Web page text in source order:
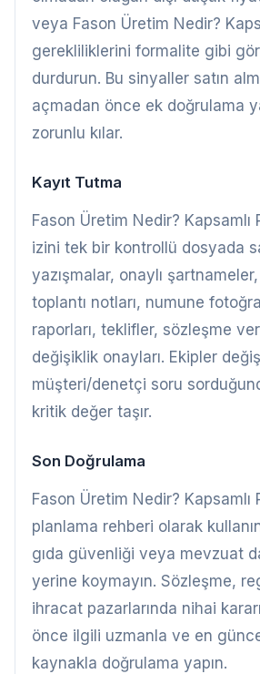
veya Fason Üretim Nedir?
gerekliliklerini formalite gibi
durdurun. Bu sinyaller satın
açmadan önce ek doğrulama
zorunlu kılar.
Kayıt Tutma
Fason Üretim Nedir? Kapsamlı
izini tek bir kontrollü dosyada
yazışmalar, onaylı
toplantı notları, numune
raporları, teklifler, sözleşme
değişiklik onayları. Ekipler
müşteri/denetçi soru
kritik değer taşır.
Son Doğrulama
Fason Üretim Nedir? Kapsamlı
planlama rehberi olarak
gıda güvenliği veya mevzuat
yerine koymayın. Sözleşme,
ihracat pazarlarında nihai
önce ilgili uzmanla ve en
kaynakla doğrulama yapın.